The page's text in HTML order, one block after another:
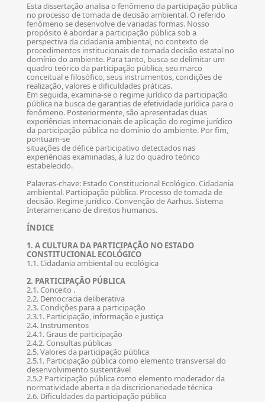
Esta dissertação analisa o fenômeno da participação pública
no processo de tomada de decisão ambiental. O referido
fenômeno se desenvolve de variadas formas. Nosso
propósito é abordar a participação pública sob a
perspectiva da cidadania ambiental, no contexto de
procedimentos institucionais de tomada decisão estatal no
domínio do ambiente. Para tanto, busca-se delimitar um
quadro teórico da participação pública, seu marco
conceitual e filosófico, seus instrumentos, condições de
realização, valores e dificuldades práticas.
Em seguida, examina-se o regime jurídico da participação
pública na busca de garantias de efetividade jurídica para o
fenômeno. Posteriormente, são apresentadas duas
experiências internacionais de aplicação do regime jurídico
da participação pública no domínio do ambiente. Por fim,
pontuam-se
situações de défice participativo detectados nas
experiências examinadas, à luz do quadro teórico
estabelecido.
Palavras-chave: Estado Constitucional Ecológico. Cidadania
ambiental. Participação pública. Processo de tomada de
decisão. Regime jurídico. Convenção de Aarhus. Sistema
Interamericano de direitos humanos.
ÍNDICE
1. A CULTURA DA PARTICIPAÇÃO NO ESTADO
CONSTITUCIONAL ECOLÓGICO
1.1. Cidadania ambiental ou ecológica
2. PARTICIPAÇÃO PÚBLICA
2.1. Conceito .
2.2. Democracia deliberativa
2.3. Condições para a participação
2.3.1. Participação, informação e justiça
2.4. Instrumentos
2.4.1. Graus de participação
2.4.2. Consultas públicas
2.5. Valores da participação pública
2.5.1. Participação pública como elemento transversal do
desenvolvimento sustentável
2.5.2 Participação pública como elemento moderador da
normatividade aberta e da discricionariedade técnica
2.6. Dificuldades da participação pública